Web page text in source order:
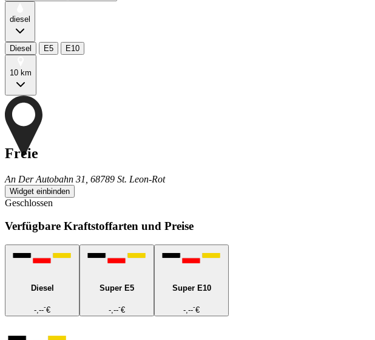
diesel
Diesel E5 E10
10 km
Freie
An Der Autobahn 31, 68789 St. Leon-Rot
Widget einbinden
Geschlossen
Verfügbare Kraftstoffarten und Preise
Diesel
-,---€
Super E5
-,---€
Super E10
-,---€